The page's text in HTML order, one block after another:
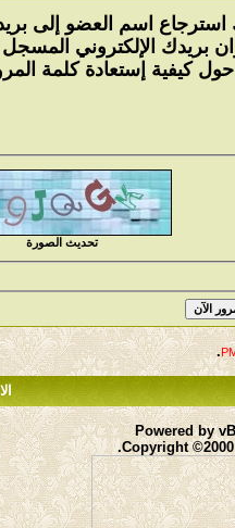
اسم العضو إلى
بريدك الإلكتروني
كيفية إستعادة كلمة
تحديث الصورة
.
Powered by
Copyright